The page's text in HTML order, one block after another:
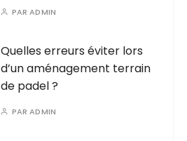
PARADMIN
Quelles erreurs éviter lors
d’un aménagement terrain
de padel ?
PARADMIN